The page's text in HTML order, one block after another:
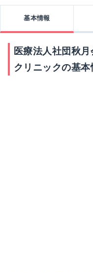
基本情報
医療法人社団秋
クリニックの基本